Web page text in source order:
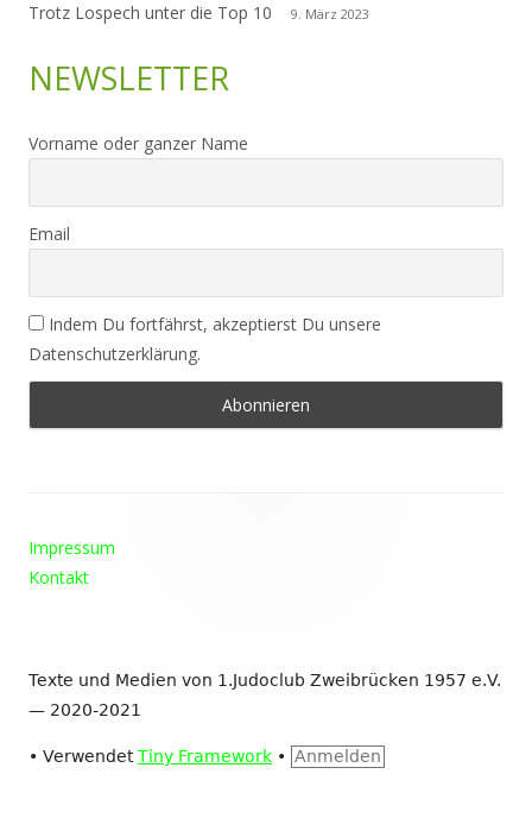
Trotz Lospech unter die Top 10 9. März 2023
NEWSLETTER
Vorname oder ganzer Name
Email
Indem Du fortfährst, akzeptierst Du unsere
Datenschutzerklärung.
Inhalt
Impressum
Kontakt
Texte und Medien von 1.Judoclub Zweibrücken 1957 e.V.
— 2020-2021
• VerwendetTiny Framework • Anmelden